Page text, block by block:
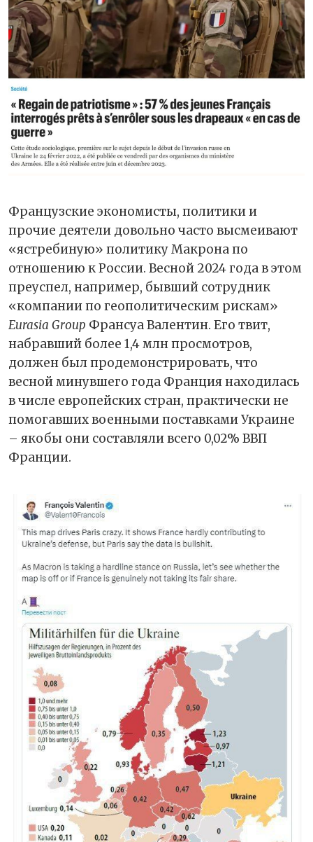
Французские экономисты, политики и
прочие деятели довольно часто высмеивают
«ястребиную» политику Макрона по
отношению к России. Весной 2024 года в этом
преуспел, например, бывший сотрудник
«компании по геополитическим рискам»
Eurasia Group Франсуа Валентин. Его твит,
набравший более 1,4 млн просмотров,
должен был продемонстрировать, что
весной минувшего года Франция находилась
в числе европейских стран, практически не
помогавших военными поставками Украине
– якобы они составляли всего 0,02% ВВП
Франции.